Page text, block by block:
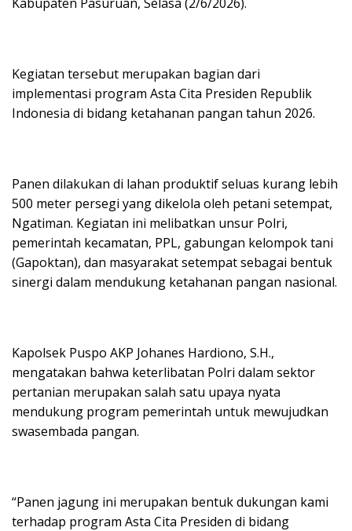
Kegiatan tersebut merupakan bagian dari
implementasi program Asta Cita Presiden Republik
Indonesia di bidang ketahanan pangan tahun 2026.
Panen dilakukan di lahan produktif seluas kurang lebih
500 meter persegi yang dikelola oleh petani setempat,
Ngatiman. Kegiatan ini melibatkan unsur Polri,
pemerintah kecamatan, PPL, gabungan kelompok tani
(Gapoktan), dan masyarakat setempat sebagai bentuk
sinergi dalam mendukung ketahanan pangan nasional.
Kapolsek Puspo AKP Johanes Hardiono, S.H.,
mengatakan bahwa keterlibatan Polri dalam sektor
pertanian merupakan salah satu upaya nyata
mendukung program pemerintah untuk mewujudkan
swasembada pangan.
“Panen jagung ini merupakan bentuk dukungan kami
terhadap program Asta Cita Presiden di bidang